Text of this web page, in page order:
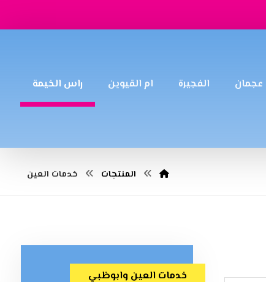
عجمان الفجيرة ام القيوين راس الخيمة
المنتجات خدمات العين
خدمات العين وابوظبي